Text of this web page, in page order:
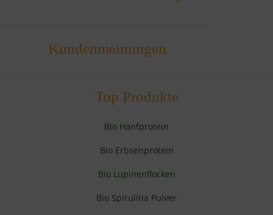
Kundenmeinungen
Top Produkte
Bio Hanfprotein
Bio Erbsenprotein
Bio Lupinenflocken
Bio Spirulina Pulver